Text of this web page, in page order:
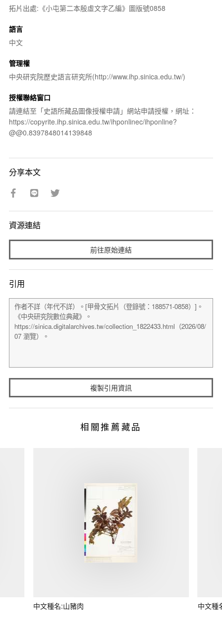
拓片出處:《小屯第二本殷虛文字乙編》圖版號0858
語言
中文
管理權
中央研究院歷史語言研究所(http://www.ihp.sinica.edu.tw/)
授權聯絡窗口
請連結至「史語所藏品圖像授權申請」網站申請授權，網址：
https://copyrite.ihp.sinica.edu.tw/ihponlinec/ihponline?
@@0.8397848014139848
分享本文
資源連結
前往原始連結
引用
複製引用資訊
相關推薦藏品
中文種名:山豬肉 中文種